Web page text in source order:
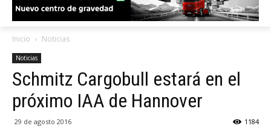
Inicio Noticias
Noticias
Schmitz Cargobull estará en el
próximo IAA de Hannover
29 de agosto 2016 1184